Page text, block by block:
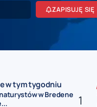
ZAPISUJĘ SIĘ
w tym tygodniu
w Bredene